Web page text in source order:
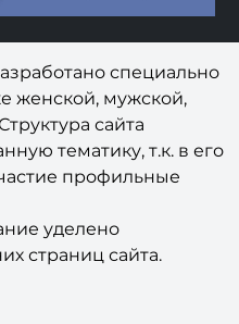
специально
женской, мужской,
сайта
тематику, т.к. в его
профильные
уделено